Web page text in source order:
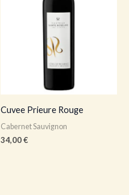
Cuvee Prieure Rouge
Cabernet Sauvignon
34,00€